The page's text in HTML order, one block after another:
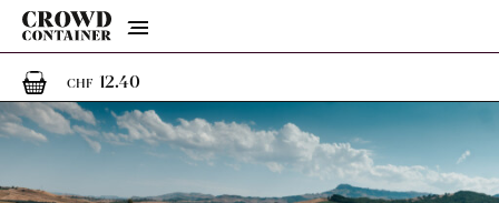
Menu
CHF 12.401 Artikel im Warenkorb